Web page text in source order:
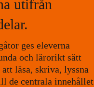
utifrån
ges eleverna
och lärorikt sätt
läsa, skriva, lyssna
de centrala innehållet